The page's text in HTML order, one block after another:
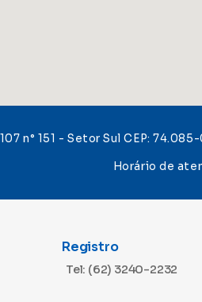
107 n° 151 - Setor Sul CEP:
Horário de
Registro
Tel: (62) 3240-2232